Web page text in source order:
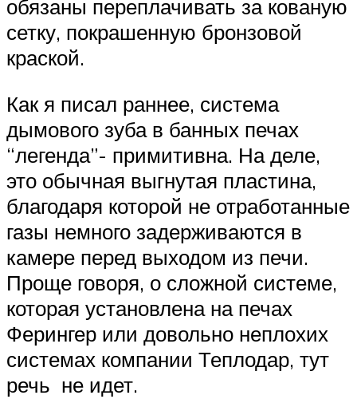
обязаны переплачивать за кованую
сетку, покрашенную бронзовой
краской.
Как я писал раннее, система
дымового зуба в банных печах
“легенда”- примитивна. На деле,
это обычная выгнутая пластина,
благодаря которой не отработанные
газы немного задерживаются в
камере перед выходом из печи.
Проще говоря, о сложной системе,
которая установлена на печах
Ферингер или довольно неплохих
системах компании Теплодар, тут
речь не идет.